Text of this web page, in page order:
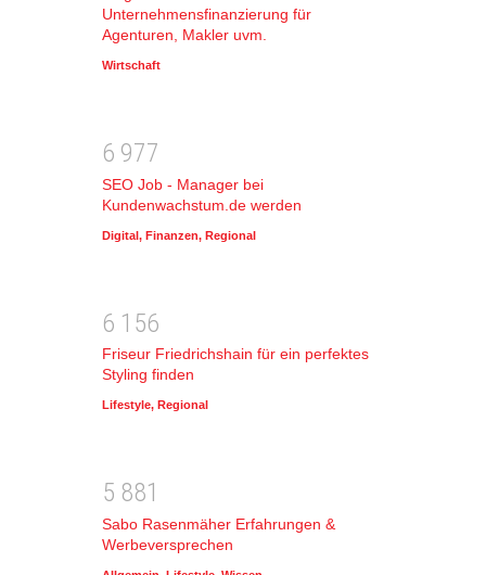
Unternehmensfinanzierung für
Agenturen, Makler uvm.
Wirtschaft
6 977
SEO Job - Manager bei
Kundenwachstum.de werden
Digital, Finanzen, Regional
6 1 56
Friseur Friedrichshain für ein perfektes
Styling finden
Lifestyle, Regional
5 881
Sabo Rasenmäher Erfahrungen &
Werbeversprechen